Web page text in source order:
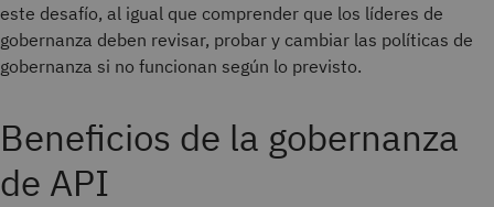
este desafío, al igual que comprender que los líderes de
gobernanza deben revisar, probar y cambiar las políticas de
gobernanza si no funcionan según lo previsto.
Beneficios de la gobernanza
de API